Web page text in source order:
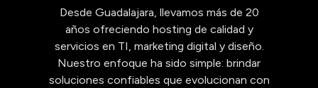
Desde Guadalajara, llevamos más de 20
años ofreciendo hosting de calidad y
servicios en TI, marketing digital y diseño.
Nuestro enfoque ha sido simple: brindar
soluciones confiables que evolucionan con